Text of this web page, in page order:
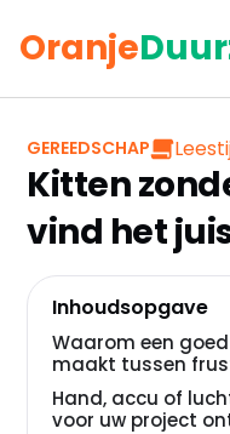
Oranje
GEREEDSCHAP
Kitten
vind het
Inhoudsopgave
Waarom een
maakt tussen
Hand, accu of
voor uw project